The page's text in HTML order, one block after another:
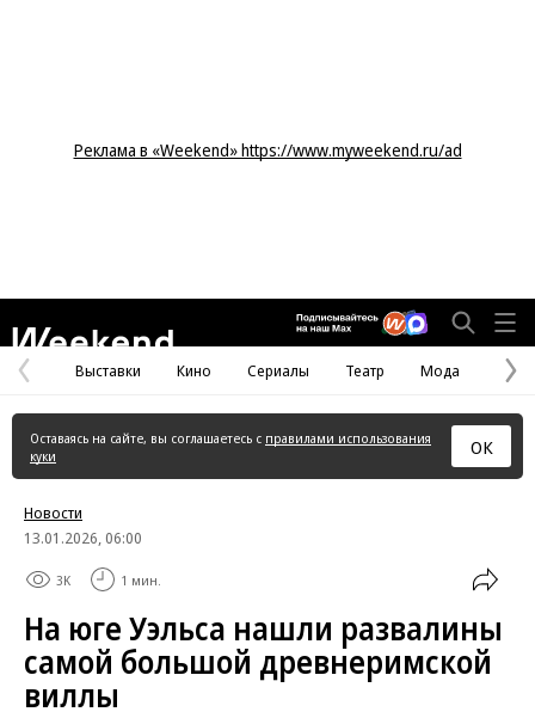
Реклама в «Weekend» https://www.myweekend.ru/ad
Предыдущая
страница
Выставки Кино Сериалы Театр Мода
Оставаясь на сайте, вы соглашаетесь с правилами использования
куки
ОК
Новости
13.01.2026, 06:00
3K 1 мин.
На юге Уэльса нашли развалины
самой большой древнеримской
виллы